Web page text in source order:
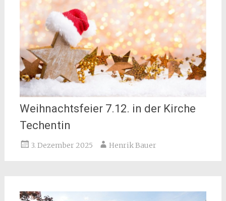
Weihnachtsfeier 7.12. in der Kirche
Techentin
3. Dezember 2025 Henrik Bauer